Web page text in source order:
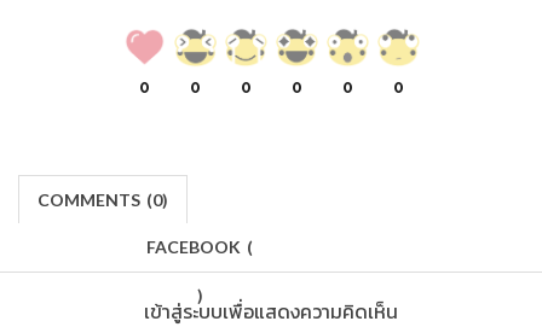
0 0 0 0 0 0
COMMENTS (0)
FACEBOOK (
)
เข้าสู่ระบบเพื่อแสดงความคิดเห็น